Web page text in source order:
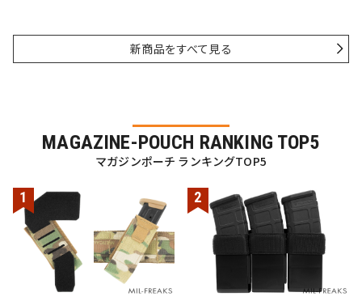
新商品をすべて見る
MAGAZINE-POUCH RANKING TOP5
マガジンポーチ ランキングTOP5